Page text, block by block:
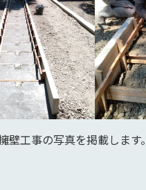
工事の写真を掲載します。